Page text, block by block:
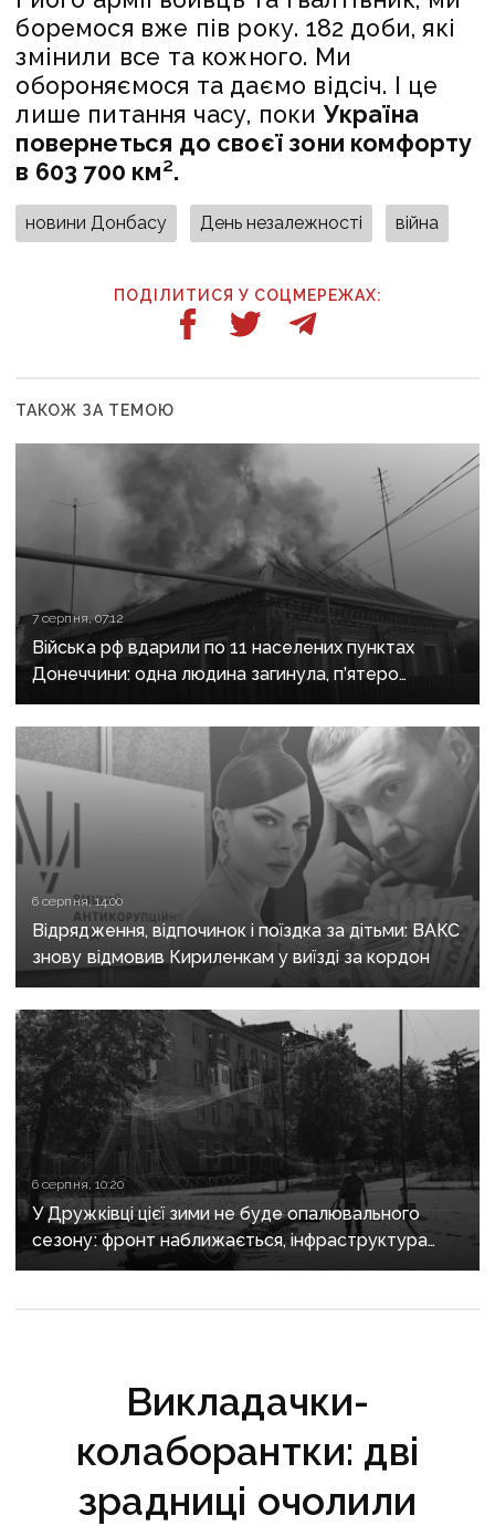
боремося вже пів року. 182 доби, які
змінили все та кожного. Ми
обороняємося та даємо відсіч. І це
лише питання часу, поки Україна
повернеться до своєї зони комфорту
в 603 700 км².
новини Донбасу День незалежності війна
ПОДІЛИТИСЯ У СОЦМЕРЕЖАХ:
ТАКОЖ ЗА ТЕМОЮ
7 серпня, 07:12
Війська рф вдарили по 11 населених пунктах
Донеччини: одна людина загинула, п’ятеро
поранені
6 серпня, 14:00
Відрядження, відпочинок і поїздка за дітьми: ВАКС
знову відмовив Кириленкам у виїзді за кордон
6 серпня, 10:20
У Дружківці цієї зими не буде опалювального
сезону: фронт наближається, інфраструктура
критично зруйнована
Викладачки-
колаборантки: дві
зрадниці очолили